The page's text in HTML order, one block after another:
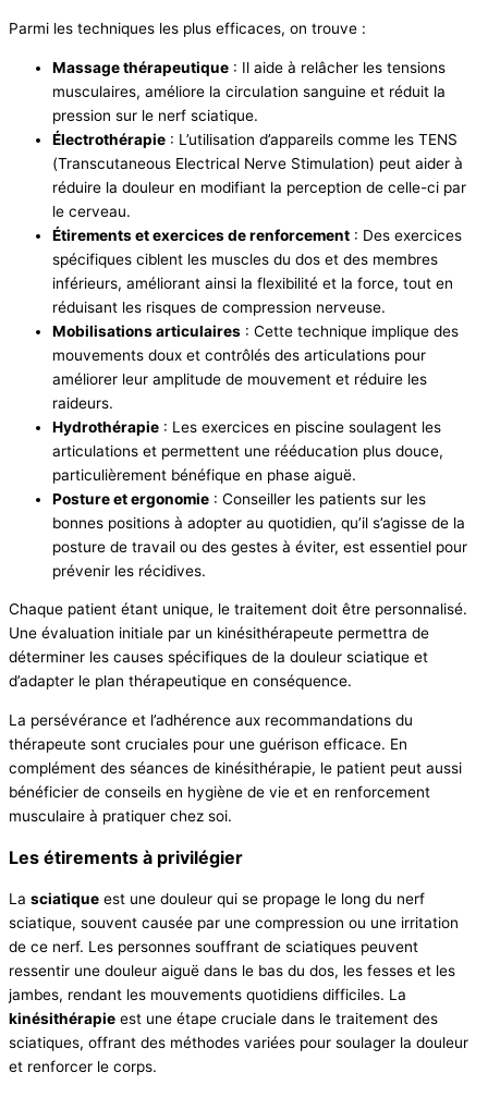
Parmi les techniques les plus efficaces, on trouve :
Massage thérapeutique : Il aide à relâcher les tensions
musculaires, améliore la circulation sanguine et réduit la
pression sur le nerf sciatique.
Électrothérapie : L’utilisation d’appareils comme les TENS
(Transcutaneous Electrical Nerve Stimulation) peut aider à
réduire la douleur en modifiant la perception de celle-ci par
le cerveau.
Étirements et exercices de renforcement : Des exercices
spécifiques ciblent les muscles du dos et des membres
inférieurs, améliorant ainsi la flexibilité et la force, tout en
réduisant les risques de compression nerveuse.
Mobilisations articulaires : Cette technique implique des
mouvements doux et contrôlés des articulations pour
améliorer leur amplitude de mouvement et réduire les
raideurs.
Hydrothérapie : Les exercices en piscine soulagent les
articulations et permettent une rééducation plus douce,
particulièrement bénéfique en phase aiguë.
Posture et ergonomie : Conseiller les patients sur les
bonnes positions à adopter au quotidien, qu’il s’agisse de la
posture de travail ou des gestes à éviter, est essentiel pour
prévenir les récidives.
Chaque patient étant unique, le traitement doit être personnalisé.
Une évaluation initiale par un kinésithérapeute permettra de
déterminer les causes spécifiques de la douleur sciatique et
d’adapter le plan thérapeutique en conséquence.
La persévérance et l’adhérence aux recommandations du
thérapeute sont cruciales pour une guérison efficace. En
complément des séances de kinésithérapie, le patient peut aussi
bénéficier de conseils en hygiène de vie et en renforcement
musculaire à pratiquer chez soi.
Les étirements à privilégier
La sciatique est une douleur qui se propage le long du nerf
sciatique, souvent causée par une compression ou une irritation
de ce nerf. Les personnes souffrant de sciatiques peuvent
ressentir une douleur aiguë dans le bas du dos, les fesses et les
jambes, rendant les mouvements quotidiens difficiles. La
kinésithérapie est une étape cruciale dans le traitement des
sciatiques, offrant des méthodes variées pour soulager la douleur
et renforcer le corps.